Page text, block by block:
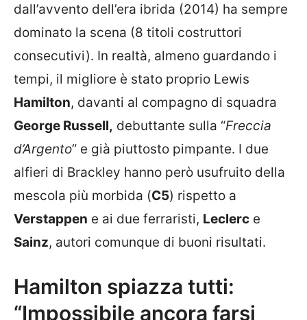
dall’avvento dell’era ibrida (2014) ha sempre
dominato la scena (8 titoli costruttori
consecutivi). In realtà, almeno guardando i
tempi, il migliore è stato proprio Lewis
Hamilton, davanti al compagno di squadra
George Russell, debuttante sulla “Freccia
d’Argento” e già piuttosto pimpante. I due
alfieri di Brackley hanno però usufruito della
mescola più morbida (C5) rispetto a
Verstappen e ai due ferraristi, Leclerc e
Sainz, autori comunque di buoni risultati.
Hamilton spiazza tutti:
“Impossibile ancora farsi